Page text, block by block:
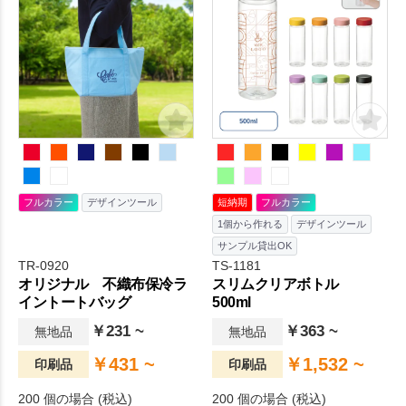
フルカラー デザインツール
TR-0920
オリジナル 不織布保冷ラ
イントートバッグ
無地品 ￥231 ~
印刷品 ￥431 ~
200 個の場合 (税込)
短納期
フルカラー
1個から作れる
デザインツール
サンプル貸出OK
TS-1181
スリムクリアボトル
500ml
無地品 ￥363 ~
印刷品 ￥1,532 ~
200 個の場合 (税込)